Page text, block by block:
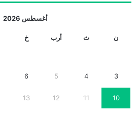
أغسطس 2026
ن ث أرب خ
3
4
5
6
10
11
12
13